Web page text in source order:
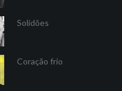
Solidões
Coração frio